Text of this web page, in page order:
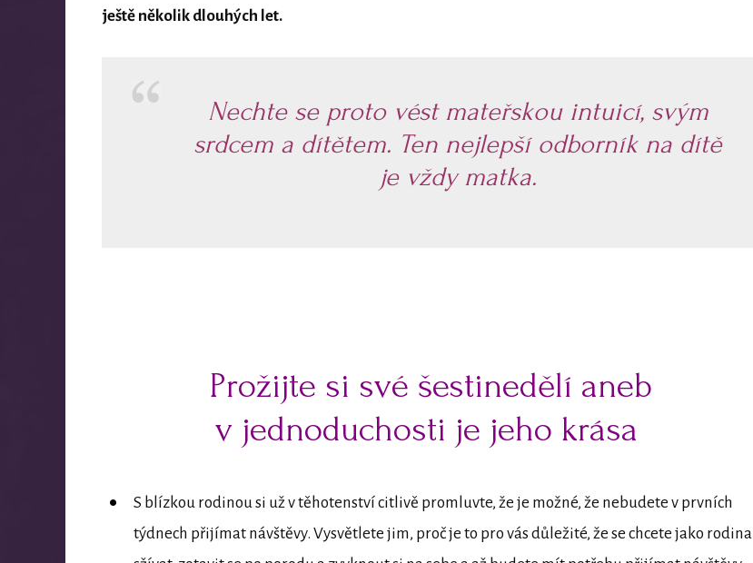
ještě několik dlouhých let.
Nechte se proto vést mateřskou intuicí, svým
srdcem a dítětem. Ten nejlepší odborník na dítě
je vždy matka.
Prožijte si své šestinedělí aneb
v jednoduchosti je jeho krása
S blízkou rodinou si už v těhotenství citlivě promluvte, že je možné, že nebudete v prvních
týdnech přijímat návštěvy. Vysvětlete jim, proč je to pro vás důležité, že se chcete jako rodina